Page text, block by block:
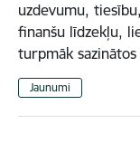
uzdevumu,
finanšu līdzekļu,
turpmāk
Jaunumi